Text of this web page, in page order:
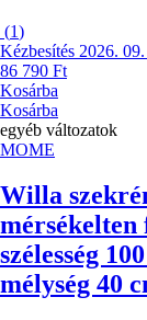
(1)
Kézbesítés 2026.
86 790 Ft
Kosárba
Kosárba
egyéb változatok
MOME
Willa
mérsékelten
szélesség
mélység 40